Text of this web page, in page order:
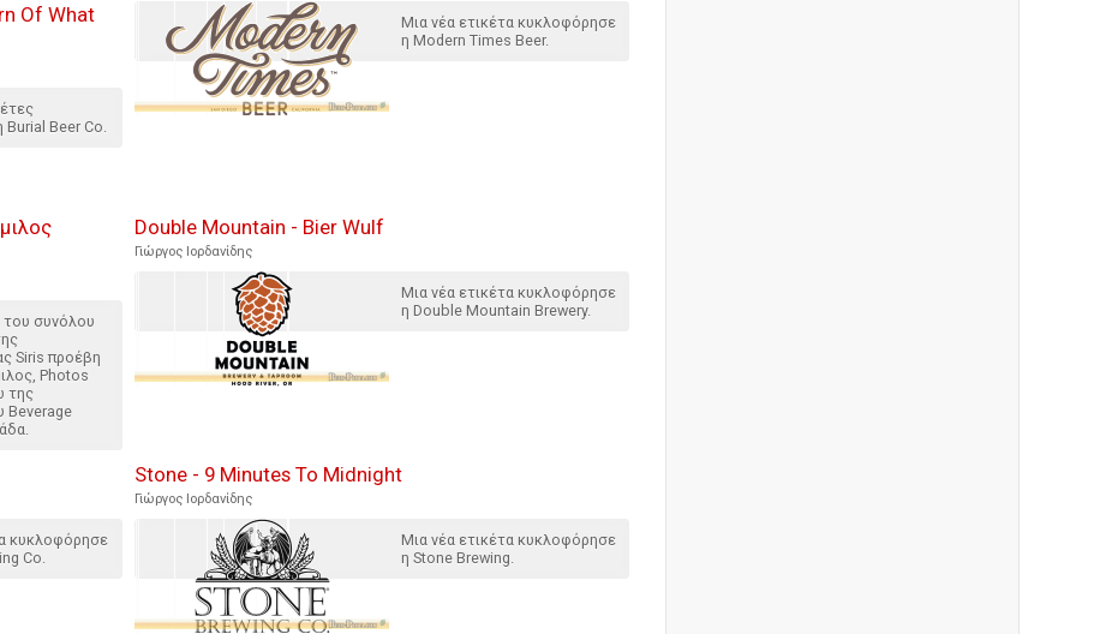
Of What
Beer Co.
Μια νέα ετικέτα κυκλοφόρησε
η Modern Times Beer.
συνόλου
Siris προέβη
Photos
της
Beverage
Double Mountain - Bier Wulf
Γιώργος Ιορδανίδης
Μια νέα ετικέτα κυκλοφόρησε
η Double Mountain Brewery.
κυκλοφόρησε
Co.
Stone - 9 Minutes To Midnight
Γιώργος Ιορδανίδης
Μια νέα ετικέτα κυκλοφόρησε
η Stone Brewing.